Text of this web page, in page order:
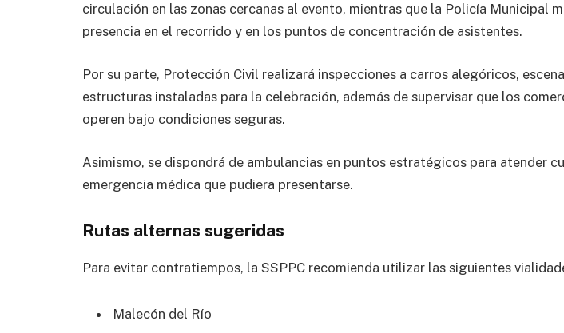
circulación en las zonas cercanas al evento, mientras que la Policía Municipal
presencia en el recorrido y en los puntos de concentración de asistentes.
Por su parte, Protección Civil realizará inspecciones a carros alegóricos,
estructuras instaladas para la celebración, además de supervisar que los
operen bajo condiciones seguras.
Asimismo, se dispondrá de ambulancias en puntos estratégicos para atender
emergencia médica que pudiera presentarse.
Rutas alternas sugeridas
Para evitar contratiempos, la SSPPC recomienda utilizar las siguientes
Malecón del Río